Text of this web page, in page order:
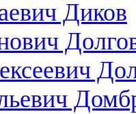
Диков